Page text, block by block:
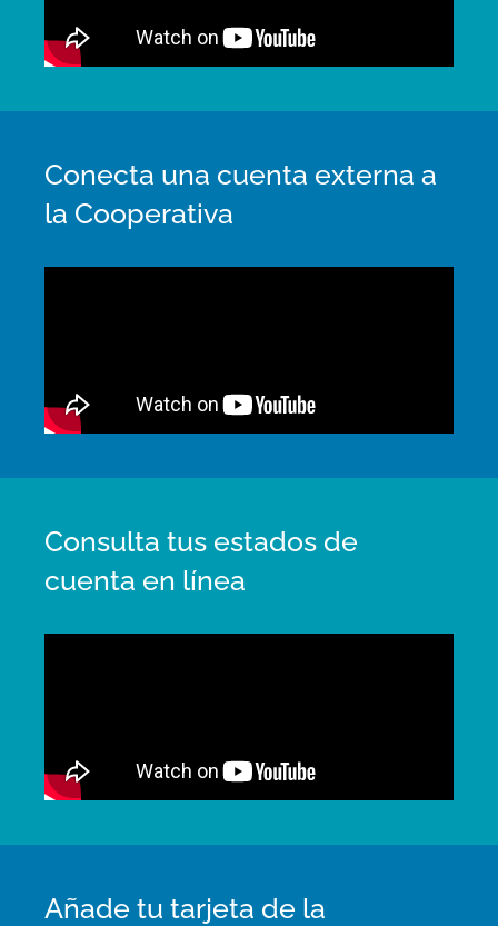
Conecta una cuenta externa a
la Cooperativa
Consulta tus estados de
cuenta en línea
Añade tu tarjeta de la